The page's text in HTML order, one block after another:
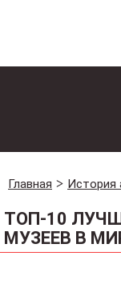
Главная История
ТОП-10
МУЗЕЕВ В